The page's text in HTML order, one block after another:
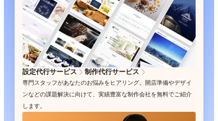
設定代行サービス 制作代行サービス
専門スタッフがあなたのお悩みをヒアリング。開店準備やデザイ
ンなどの課題解決に向けて、実績豊富な制作会社を無料でご紹介
します。